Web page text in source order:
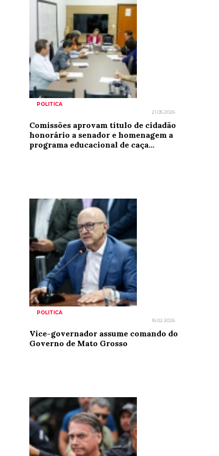
POLITICA
21.05.2026
Comissões aprovam título de cidadão
honorário a senador e homenagem a
programa educacional de caça...
POLITICA
16.02.2026
Vice-governador assume comando do
Governo de Mato Grosso